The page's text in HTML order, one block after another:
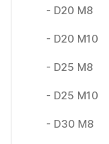
- D20 M8
- D20 M10
- D25 M8
- D25 M10
- D30 M8